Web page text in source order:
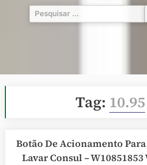
Pesquisar
por:
Tag: 10.95
Botão De Acionamento
Lavar Consul – W10851853